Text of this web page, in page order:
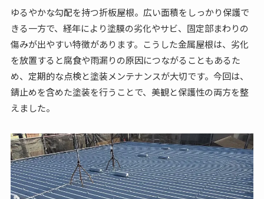
ゆるやかな勾配を持つ折板屋根。広い面積をしっかり保護で
きる一方で、経年により塗膜の劣化やサビ、固定部まわりの
傷みが出やすい特徴があります。こうした金属屋根は、劣化
を放置すると腐食や雨漏りの原因につながることもあるた
め、定期的な点検と塗装メンテナンスが大切です。今回は、
錆止めを含めた塗装を行うことで、美観と保護性の両方を整
えました。